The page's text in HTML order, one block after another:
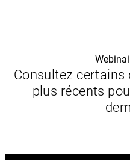
Consultez certains
plus récents